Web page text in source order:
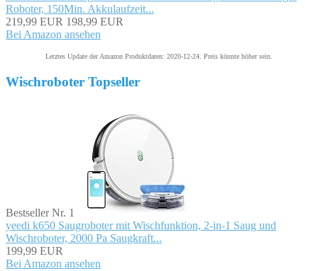
Roboter, 150Min. Akkulaufzeit...
219,99 EUR 198,99 EUR
Bei Amazon ansehen
Letztes Update der Amazon Produktdaten: 2020-12-24. Preis könnte höher sein.
Wischroboter Topseller
Bestseller Nr. 1
yeedi k650 Saugroboter mit Wischfunktion, 2-in-1 Saug und
Wischroboter, 2000 Pa Saugkraft...
199,99 EUR
Bei Amazon ansehen